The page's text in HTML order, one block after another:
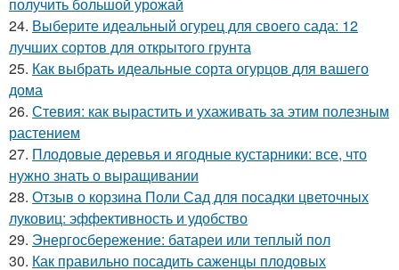
получить большой урожай
24. Выберите идеальный огурец для своего сада: 12
лучших сортов для открытого грунта
25. Как выбрать идеальные сорта огурцов для вашего
дома
26. Стевия: как вырастить и ухаживать за этим полезным
растением
27. Плодовые деревья и ягодные кустарники: все, что
нужно знать о выращивании
28. Отзыв о корзина Поли Сад для посадки цветочных
луковиц: эффективность и удобство
29. Энергосбережение: батареи или теплый пол
30. Как правильно посадить саженцы плодовых